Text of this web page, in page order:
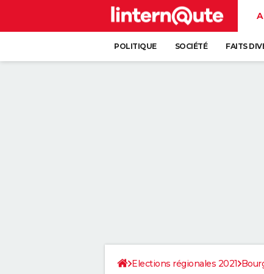
POLITIQUE SOCIÉTÉ FAITS
Elections régionales 2021